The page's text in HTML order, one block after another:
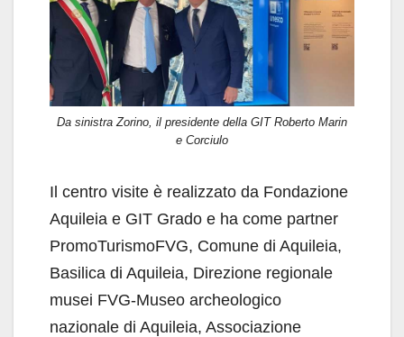
Da sinistra Zorino, il presidente della GIT Roberto Marin
e Corciulo
Il centro visite è realizzato da Fondazione
Aquileia e GIT Grado e ha come partner
PromoTurismoFVG, Comune di Aquileia,
Basilica di Aquileia, Direzione regionale
musei FVG-Museo archeologico
nazionale di Aquileia, Associazione